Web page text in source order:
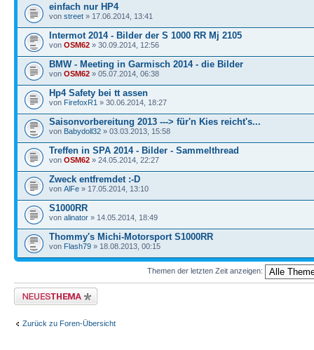
einfach nur HP4
von street » 17.06.2014, 13:41
Intermot 2014 - Bilder der S 1000 RR Mj 2105
von OSM62 » 30.09.2014, 12:56
BMW - Meeting in Garmisch 2014 - die Bilder
von OSM62 » 05.07.2014, 06:38
Hp4 Safety bei tt assen
von FirefoxR1 » 30.06.2014, 18:27
Saisonvorbereitung 2013 ---> für'n Kies reicht's...
von Babydoll32 » 03.03.2013, 15:58
Treffen in SPA 2014 - Bilder - Sammelthread
von OSM62 » 24.05.2014, 22:27
Zweck entfremdet :-D
von AlFe » 17.05.2014, 13:10
S1000RR
von alinator » 14.05.2014, 18:49
Thommy's Michi-Motorsport S1000RR
von Flash79 » 18.08.2013, 00:15
Themen der letzten Zeit anzeigen:
Neues Thema erstellen
Zurück zu Foren-Übersicht